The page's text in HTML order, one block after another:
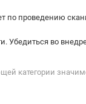
по проведению
Убедиться во
категории